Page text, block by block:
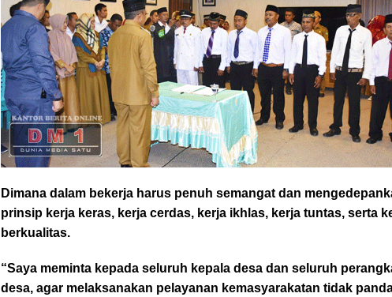
Dimana dalam bekerja harus penuh semangat dan
prinsip kerja keras, kerja cerdas, kerja ikhlas, kerja tuntas, serta
berkualitas.
“Saya meminta kepada seluruh kepala desa dan seluruh
desa, agar melaksanakan pelayanan kemasyarakatan tidak